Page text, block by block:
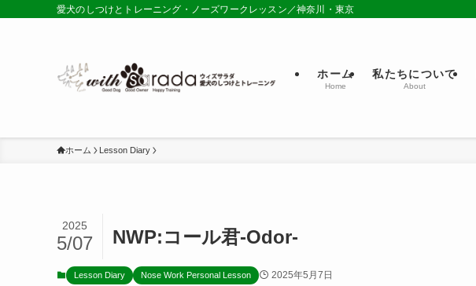
愛犬のしつけとトレーニング・ノーズワークレッスン／神奈川・東京
ホーム
Home
私たちについて
About
ホーム Lesson Diary
NWP:コール君-Odor-
2025
5/07
Lesson Diary Nose Work Personal Lesson 2025年5月7日